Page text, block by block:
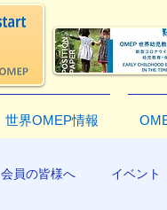
世界OMEP情報
会員の皆様へ イベント